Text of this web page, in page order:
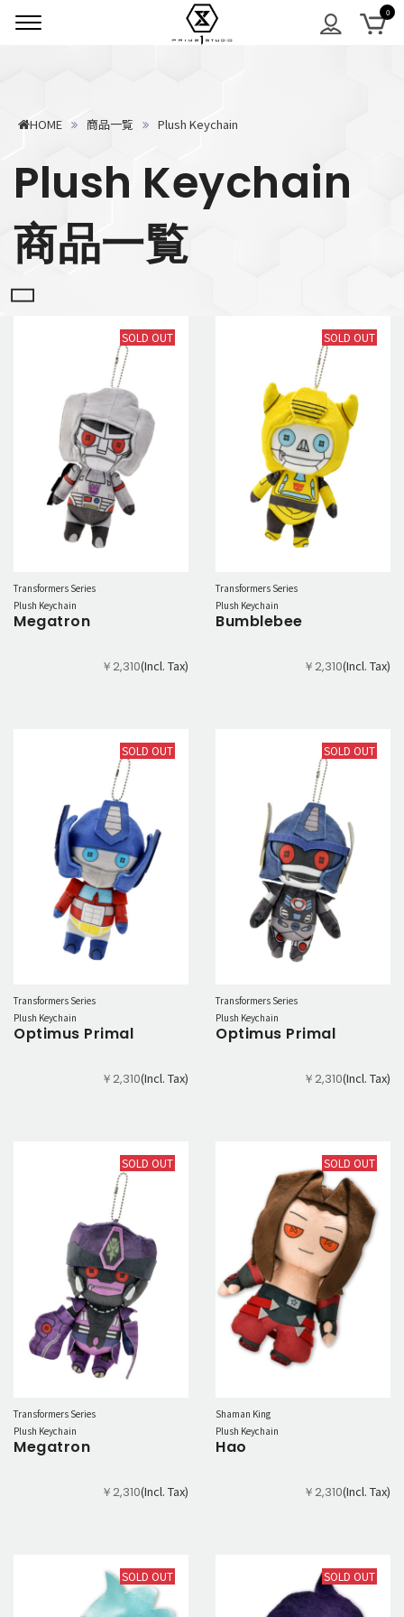
HOME 商品一覧 Plush Keychain
Plush Keychain
商品一覧
SOLD OUT
Transformers Series
Plush Keychain
Megatron
￥2,310(Incl. Tax)
SOLD OUT
Transformers Series
Plush Keychain
Bumblebee
￥2,310(Incl. Tax)
SOLD OUT
Transformers Series
Plush Keychain
Optimus Primal
￥2,310(Incl. Tax)
SOLD OUT
Transformers Series
Plush Keychain
Optimus Primal
￥2,310(Incl. Tax)
SOLD OUT
Transformers Series
Plush Keychain
Megatron
￥2,310(Incl. Tax)
SOLD OUT
Shaman King
Plush Keychain
Hao
￥2,310(Incl. Tax)
SOLD OUT SOLD OUT